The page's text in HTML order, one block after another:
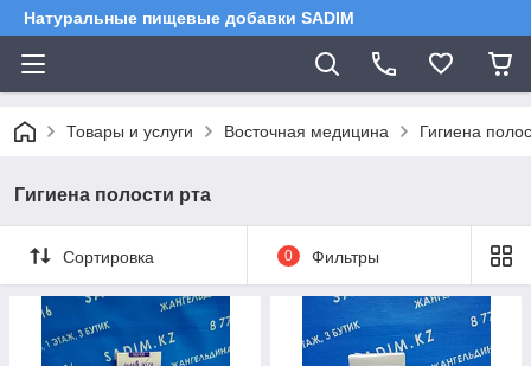
Натуральные пищевые добавки SADIM
Товары и услуги Восточная медицина Гигиена
Гигиена полости рта
Сортировка 0 Фильтры